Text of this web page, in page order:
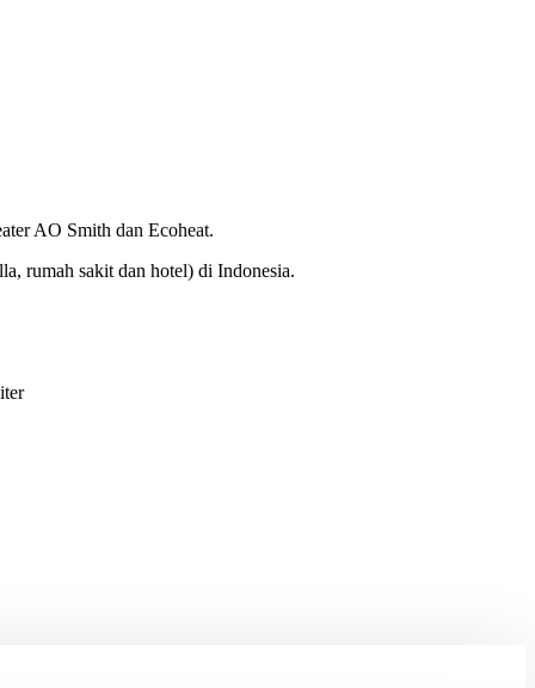
AO Smith dan Ecoheat.
rumah sakit dan hotel) di Indonesia.